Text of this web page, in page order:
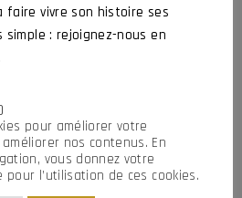
faire vivre son histoire ses
: rejoignez-nous en
pour améliorer votre
nos contenus. En
vous donnez votre
l’utilisation de ces cookies.